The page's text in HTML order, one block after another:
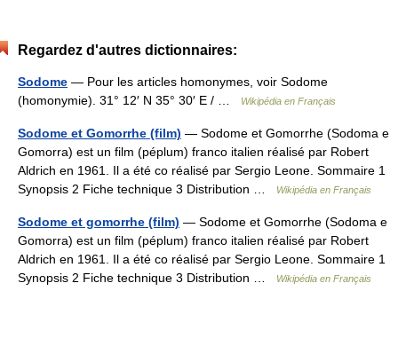
Regardez d'autres dictionnaires:
Sodome — Pour les articles homonymes, voir Sodome
(homonymie). 31° 12′ N 35° 30′ E / …
Wikipédia en Français
Sodome et Gomorrhe (film) — Sodome et Gomorrhe (Sodoma e
Gomorra) est un film (péplum) franco italien réalisé par Robert
Aldrich en 1961. Il a été co réalisé par Sergio Leone. Sommaire 1
Synopsis 2 Fiche technique 3 Distribution …
Wikipédia en Français
Sodome et gomorrhe (film) — Sodome et Gomorrhe (Sodoma e
Gomorra) est un film (péplum) franco italien réalisé par Robert
Aldrich en 1961. Il a été co réalisé par Sergio Leone. Sommaire 1
Synopsis 2 Fiche technique 3 Distribution …
Wikipédia en Français